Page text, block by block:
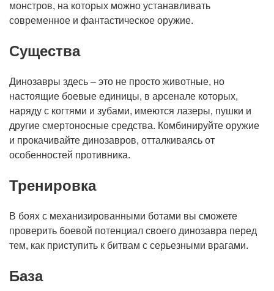
монстров, на которых можно устанавливать
современное и фантастическое оружие.
Существа
Динозавры здесь – это не просто животные, но
настоящие боевые единицы, в арсенале которых,
наряду с когтями и зубами, имеются лазеры, пушки и
другие смертоносные средства. Комбинируйте оружие
и прокачивайте динозавров, отталкиваясь от
особенностей противника.
Тренировка
В боях с механизированными ботами вы сможете
проверить боевой потенциал своего динозавра перед
тем, как приступить к битвам с серьезными врагами.
База